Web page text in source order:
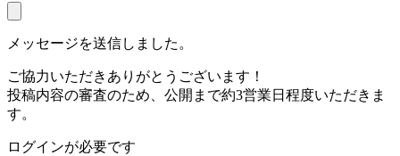
メッセージを送信しました。
ご協力いただきありがとうございます！
投稿内容の審査のため、公開まで約3営業日程度いただきま
す。
ログインが必要です